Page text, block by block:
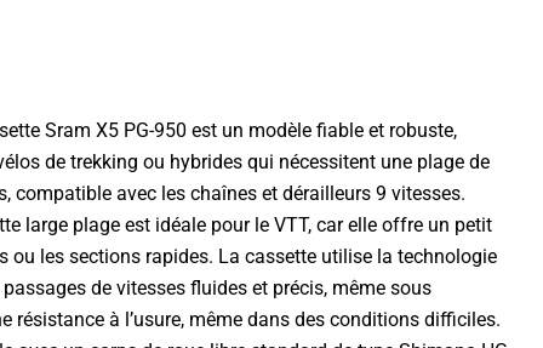
Sram X5 PG-950 est un modèle fiable et robuste,
de trekking ou hybrides qui nécessitent une plage de
compatible avec les chaînes et dérailleurs 9 vitesses.
large plage est idéale pour le VTT, car elle offre un petit
ou les sections rapides. La cassette utilise la technologie
de vitesses fluides et précis, même sous
à l’usure, même dans des conditions difficiles.